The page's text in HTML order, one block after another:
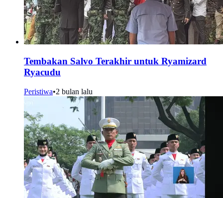
Tembakan Salvo Terakhir untuk Ryamizard
Ryacudu
Peristiwa•2 bulan lalu